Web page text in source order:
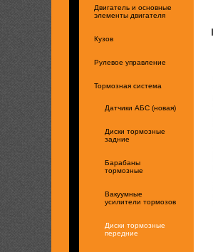
Двигатель и основные
элементы двигателя
Кузов
Рулевое управление
Тормозная система
Датчики АБС (новая)
Диски тормозные
задние
Барабаны
тормозные
Вакуумные
усилители тормозов
Диски тормозные
передние